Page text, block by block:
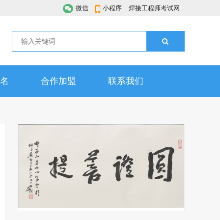
微信 小程序 焊接工程师考试网
合作加盟 联系我们